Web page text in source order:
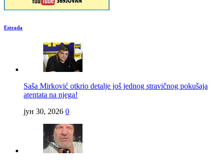
Estrada
Saša Mirković otkrio detalje još jednog stravičnog pokušaja
atentata na njega!
јун 30, 2026 0